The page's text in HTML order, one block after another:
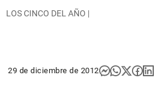
LOS CINCO DEL AÑO |
29 de diciembre de 2012